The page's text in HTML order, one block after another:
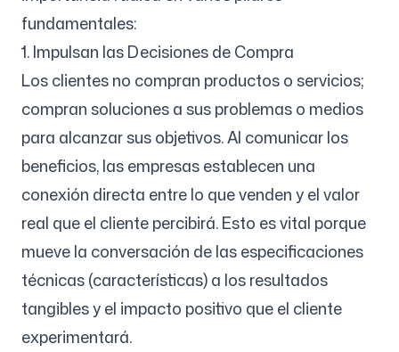
fundamentales:
1. Impulsan las Decisiones de Compra
Los clientes no compran productos o servicios;
compran soluciones a sus problemas o medios
para alcanzar sus objetivos. Al comunicar los
beneficios, las empresas establecen una
conexión directa entre lo que venden y el valor
real que el cliente percibirá. Esto es vital porque
mueve la conversación de las especificaciones
técnicas (características) a los resultados
tangibles y el impacto positivo que el cliente
experimentará.